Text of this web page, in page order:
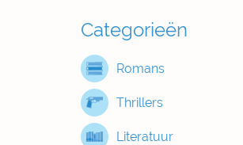
Categorieën
Romans
Thrillers
Literatuur